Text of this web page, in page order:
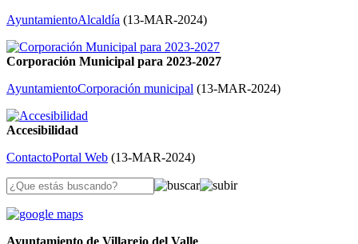
AyuntamientoAlcaldía (13-MAR-2024)
Corporación Municipal para 2023-2027
AyuntamientoCorporación municipal (13-MAR-2024)
Accesibilidad
ContactoPortal Web (13-MAR-2024)
Ayuntamiento de Villarejo del Valle